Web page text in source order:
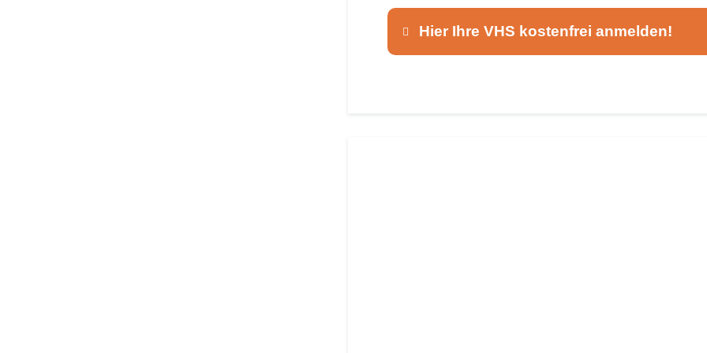
Hier Ihre VHS kostenfrei anmelden!